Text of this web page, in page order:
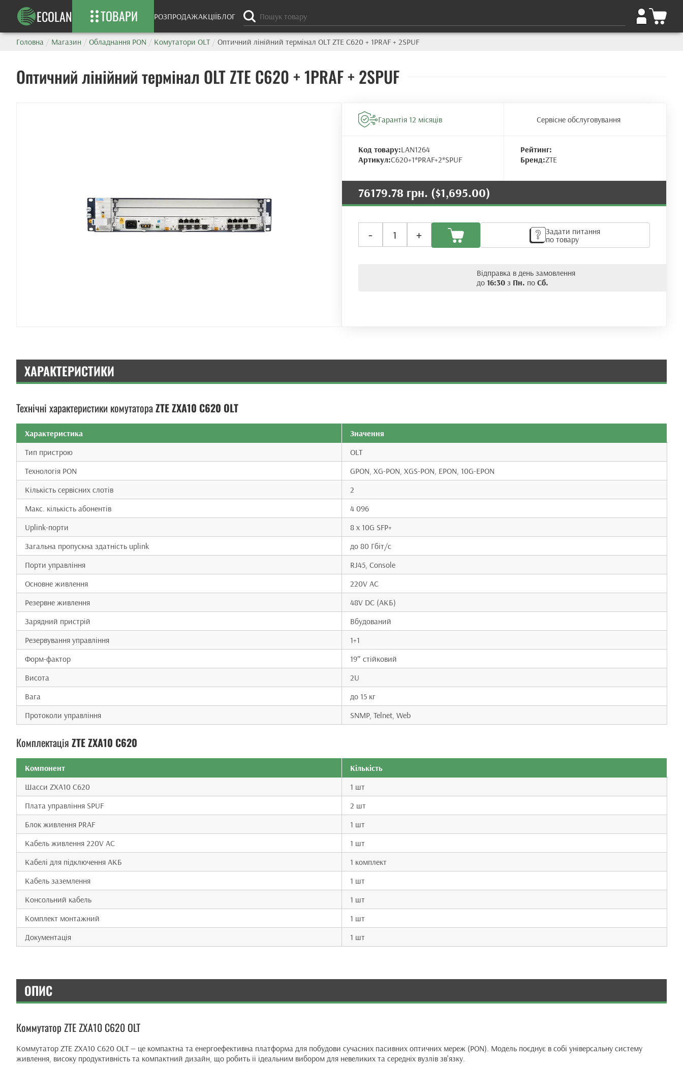
ECOLAN ТОВАРИ РОЗПРОДАЖАКЦІЇБЛОГ
Головна / Магазин / Обладнання PON / Комутатори OLT / Оптичний лінійний термінал OLT ZTE C620 + 1PRAF + 2SPUF
Оптичний лінійний термінал OLT ZTE C620 + 1PRAF + 2SPUF
Гарантія 12 місяців Сервісне обслуговування
Код товару:LAN1264
Артикул:C620+1*PRAF+2*SPUF
Рейтинг:
Бренд:ZTE
76179.78 грн. ($1,695.00)
-
лінійний
термінал
+
Задати питання
по товару
Відправка в день замовлення
до16:30 з Пн. поСб.
ХАРАКТЕРИСТИКИ
Технічні характеристики комутатораZTE ZXA10 C620 OLT
Характеристика
Значення
Тип пристрою
OLT
Технологія PON
GPON, XG-PON, XGS-PON, EPON, 10G-EPON
Кількість сервісних слотів
2
Макс. кількість абонентів
4 096
Uplink-порти
8 x 10G SFP+
Загальна пропускна здатність uplink
до 80 Гбіт/с
Порти управління
RJ45, Console
Основне живлення
220V AC
Резервне живлення
48V DC (АКБ)
Зарядний пристрій
Вбудований
Резервування управління
1+1
Форм-фактор
19″ стійковий
Висота
2U
Вага
до 15 кг
Протоколи управління
SNMP, Telnet, Web
Комплектація ZTE ZXA10 C620
Компонент
Кількість
Шасси ZXA10 C620
1 шт
Плата управління SPUF
2 шт
Блок живлення PRAF
1 шт
Кабель живлення 220V AC
1 шт
Кабелі для підключення АКБ
1 комплект
Кабель заземлення
1 шт
Консольний кабель
1 шт
Комплект монтажний
1 шт
Документація
1 шт
ОПИС
Коммутатор ZTE ZXA10 C620 OLT
Коммутатор ZTE ZXA10 C620 OLT — це компактна та енергоефективна платформа для побудови сучасних пасивних оптичних мереж (PON). Модель поєднує в собі універсальну систему
живлення, високу продуктивність та компактний дизайн, що робить її ідеальним вибором для невеликих та середніх вузлів зв'язку.